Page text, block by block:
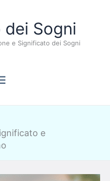
dei Sogni
e Significato dei Sogni
e